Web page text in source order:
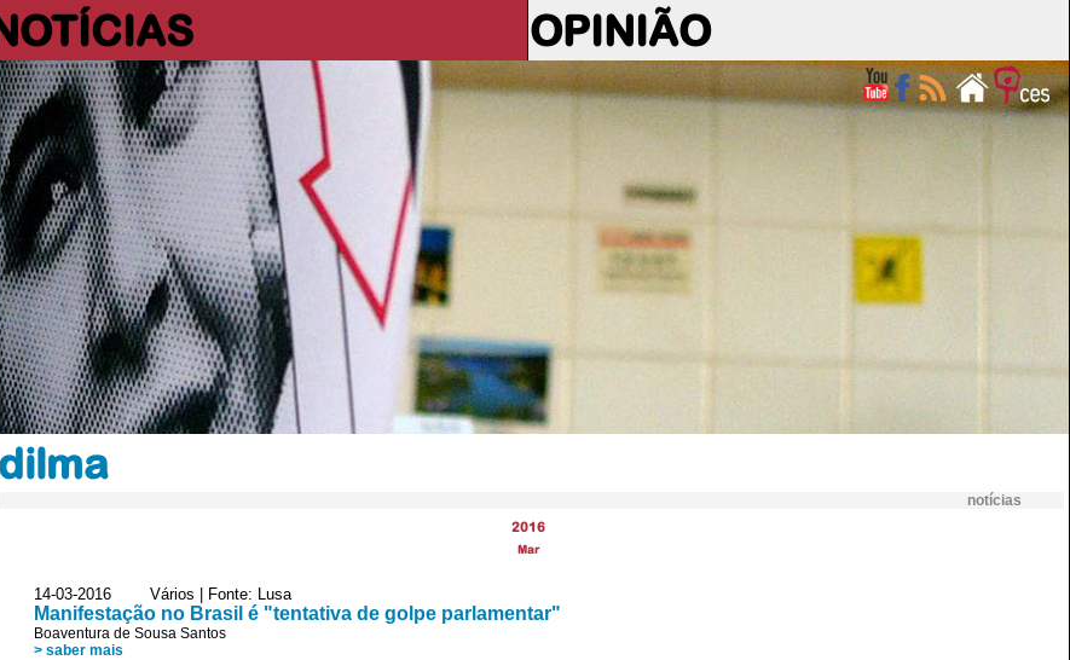
OPINIÃO
dilma
notícias
2016
Mar
14-03-2016 Vários | Fonte: Lusa
Manifestação no Brasil é "tentativa de golpe parlamentar"
Boaventura de Sousa Santos
> saber mais